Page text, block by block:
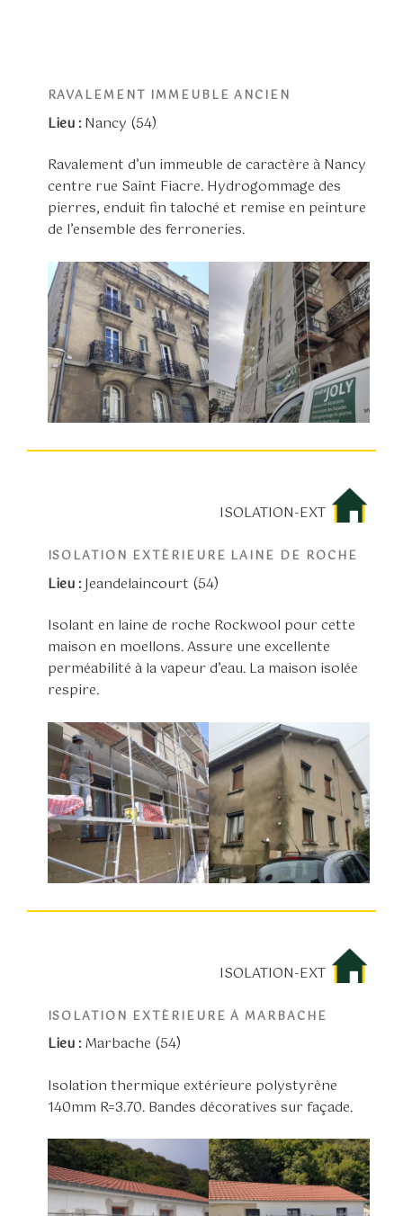
RAVALEMENT IMMEUBLE ANCIEN
Lieu :Nancy (54)
Ravalement d’un immeuble de caractère à Nancy
centre rue Saint Fiacre. Hydrogommage des
pierres, enduit fin taloché et remise en peinture
de l’ensemble des ferroneries.
ISOLATION-EXT
ISOLATION EXTÉRIEURE LAINE DE ROCHE
Lieu :Jeandelaincourt (54)
Isolant en laine de roche Rockwool pour cette
maison en moellons. Assure une excellente
perméabilité à la vapeur d’eau. La maison isolée
respire.
ISOLATION-EXT
ISOLATION EXTÉRIEURE À MARBACHE
Lieu :Marbache (54)
Isolation thermique extérieure polystyrène
140mm R=3.70. Bandes décoratives sur façade.